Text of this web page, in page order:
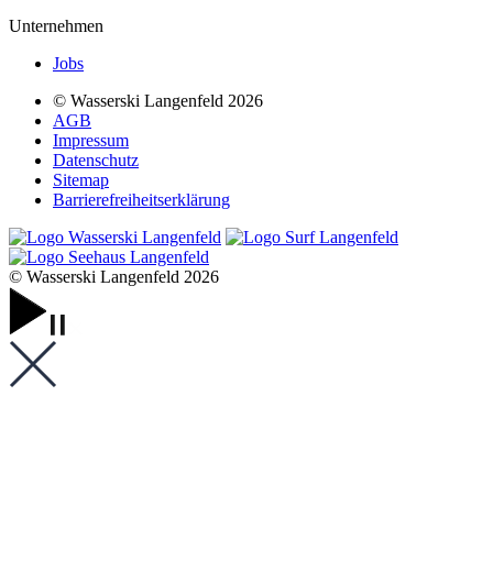
Unternehmen
Jobs
© Wasserski Langenfeld 2026
AGB
Impressum
Datenschutz
Sitemap
Barrierefreiheits­erklärung
© Wasserski Langenfeld 2026